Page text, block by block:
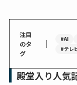
注目
のタ
グ
｜ #AI
#テレ
殿堂入り人気